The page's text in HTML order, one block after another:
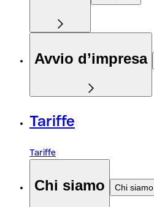
Avvio d’impresa
Tariffe
Tariffe
Chi siamo Chi siamo